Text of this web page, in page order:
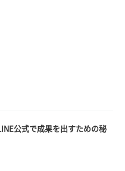
公式で成果を出すための秘